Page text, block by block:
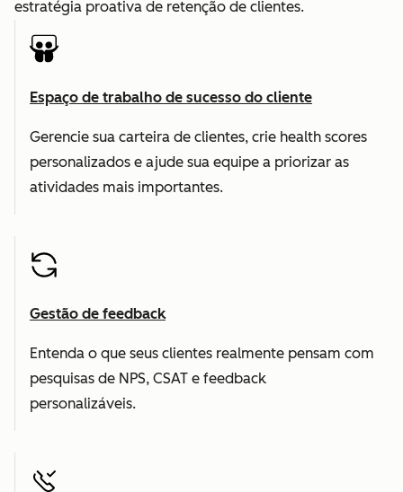
estratégia proativa de retenção de clientes.
Espaço de trabalho de sucesso do cliente
Gerencie sua carteira de clientes, crie health scores
personalizados e ajude sua equipe a priorizar as
atividades mais importantes.
Gestão de feedback
Entenda o que seus clientes realmente pensam com
pesquisas de NPS, CSAT e feedback
personalizáveis.